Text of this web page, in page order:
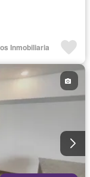
Inmobiliaria